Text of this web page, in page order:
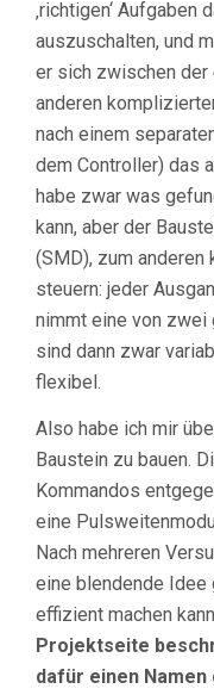
‚richtigen‘ Aufgaben
auszuschalten, und
er sich zwischen der
anderen
nach einem
dem Controller) das
habe zwar was
kann, aber der
(SMD), zum anderen
steuern: jeder
nimmt eine von zwei
sind dann zwar
flexibel.
Also habe ich mir
Baustein zu bauen.
Kommandos
eine
Nach mehreren
eine blendende Idee
effizient machen
Projektseite
dafür einen